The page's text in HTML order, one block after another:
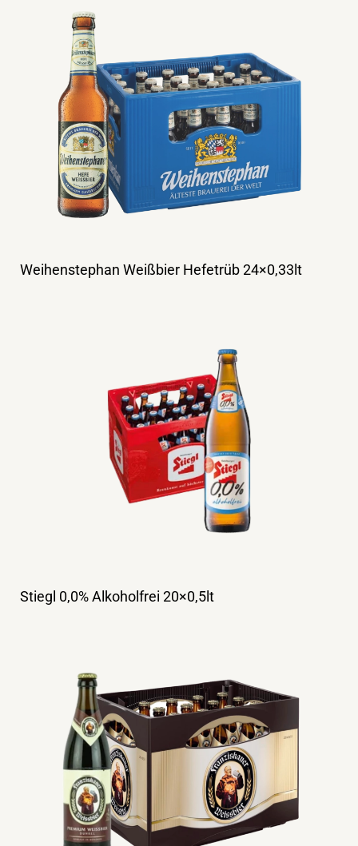
Weihenstephan Weißbier Hefetrüb 24×0,33lt
Stiegl 0,0% Alkoholfrei 20×0,5lt